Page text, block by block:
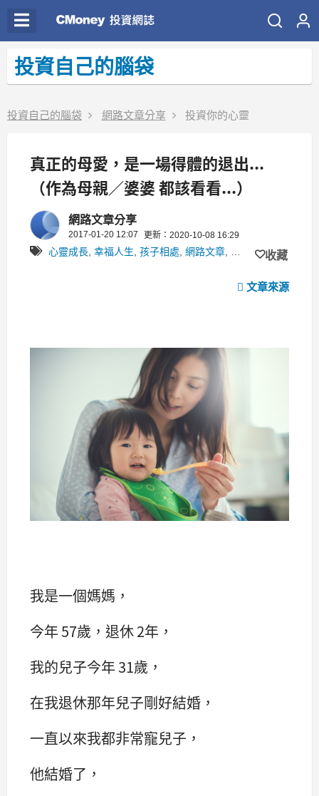
投資自己的腦袋
投資自己的腦袋 網路文章分享 投資你的心靈
真正的母愛，是一場得體的退出...
（作為母親／婆婆 都該看看...）
網路文章分享
2017-01-20 12:07 更新：2020-10-08 16:29
心靈成長 幸福人生 孩子相處 網路文章 網路文章,親子
收藏
文章來源
我是一個媽媽，
今年 57歲，退休 2年，
我的兒子今年 31歲，
在我退休那年兒子剛好結婚，
一直以來我都非常寵兒子，
他結婚了，